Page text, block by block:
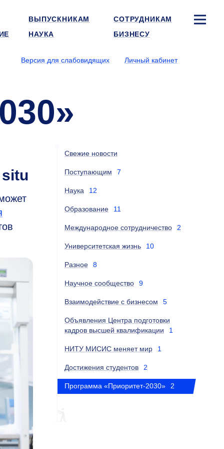
ВЫПУСКНИКАМ
СОТРУДНИКАМ
НАУКА БИЗНЕСУ
Версия для слабовидящих Личный кабинет
Свежие новости
Поступающим 7
Наука 12
Образование 11
Международное сотрудничество 2
Университетская жизнь 10
Разное 8
Научное сообщество 9
Взаимодействие с бизнесом 5
Объявления Центра подготовки
кадров высшей квалификации
1
НИТУ МИСИС меняет мир 1
Достижения студентов 2
Программа «Приоритет-2030» 2